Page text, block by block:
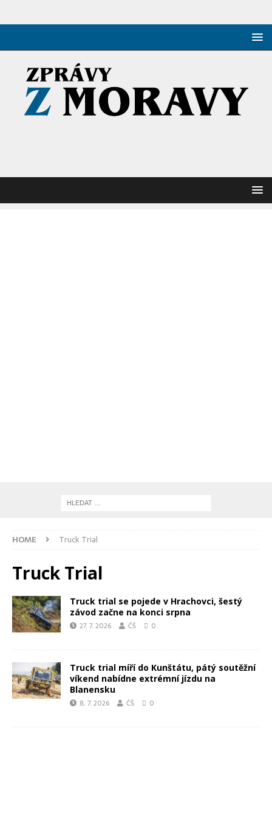
HOME Truck Trial
Truck Trial
Truck trial se pojede v Hrachovci, šestý
závod začne na konci srpna
27. 7. 2026 ČŠ 0
Truck trial míří do Kunštátu, pátý soutěžní
víkend nabídne extrémní jízdu na
Blanensku
8. 7. 2026 ČŠ 0